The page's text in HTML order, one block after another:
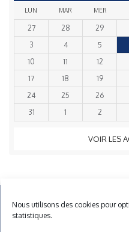
Nous utilisons des cookies pour
statistiques.
LUN MAR MER
27 28 29
3
4 5
10
11 12
17
18 19
24
25 26
31
1 2
VOIR LES
Mentions Légales